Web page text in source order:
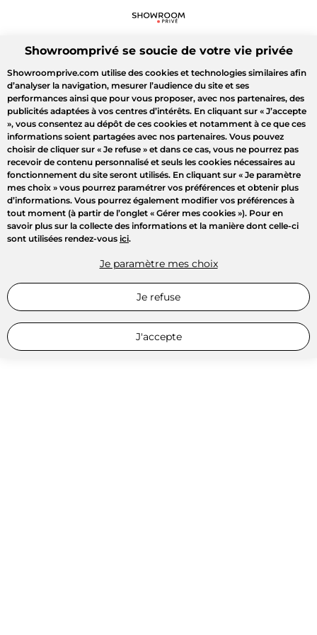
Showroomprivé se soucie de votre vie privée
Showroomprive.com utilise des cookies et technologies similaires afin
d’analyser la navigation, mesurer l’audience du site et ses
performances ainsi que pour vous proposer, avec nos partenaires, des
publicités adaptées à vos centres d’intérêts. En cliquant sur « J’accepte
», vous consentez au dépôt de ces cookies et notamment à ce que ces
informations soient partagées avec nos partenaires. Vous pouvez
choisir de cliquer sur « Je refuse » et dans ce cas, vous ne pourrez pas
recevoir de contenu personnalisé et seuls les cookies nécessaires au
fonctionnement du site seront utilisés. En cliquant sur « Je paramètre
mes choix » vous pourrez paramétrer vos préférences et obtenir plus
d’informations. Vous pourrez également modifier vos préférences à
tout moment (à partir de l’onglet « Gérer mes cookies »). Pour en
savoir plus sur la collecte des informations et la manière dont celle-ci
sont utilisées rendez-vous ici.
Je paramètre mes choix
Je refuse
J'accepte